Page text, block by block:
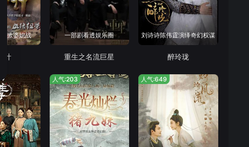
再掀婆媳战
计
一部剧看透娱乐圈
重生之名流巨星
刘诗诗陈伟霆演绎奇幻权谋
醉玲珑
人气:203 人气:649